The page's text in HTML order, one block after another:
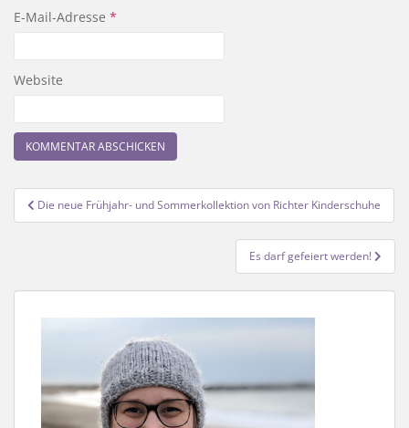
E-Mail-Adresse *
Website
Beitragsnavigation
Die neue Frühjahr- und Sommerkollektion von Richter Kinderschuhe
Es darf gefeiert werden!